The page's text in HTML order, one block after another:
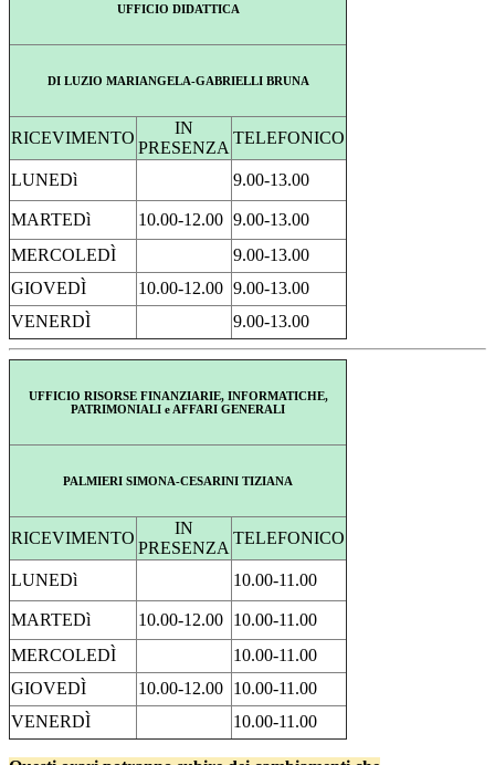
UFFICIO DIDATTICA
DI LUZIO MARIANGELA-GABRIELLI BRUNA
RICEVIMENTO
IN
PRESENZA
TELEFONICO
LUNEDì 9.00-13.00
MARTEDì 10.00-12.00 9.00-13.00
MERCOLEDÌ
9.00-13.00
GIOVEDÌ
10.00-12.00 9.00-13.00
VENERDÌ
9.00-13.00
UFFICIO RISORSE FINANZIARIE, INFORMATICHE,
PATRIMONIALI e AFFARI GENERALI
PALMIERI SIMONA-CESARINI TIZIANA
RICEVIMENTO
IN
PRESENZA
TELEFONICO
LUNEDì 10.00-11.00
MARTEDì 10.00-12.00 10.00-11.00
MERCOLEDÌ
10.00-11.00
GIOVEDÌ
10.00-12.00 10.00-11.00
VENERDÌ
10.00-11.00